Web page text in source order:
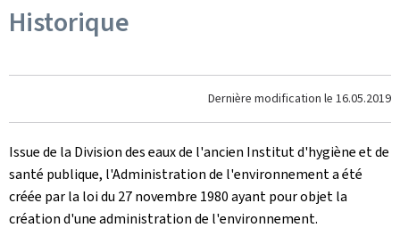
Historique
Dernière modification le 16.05.2019
Issue de la Division des eaux de l'ancien Institut d'hygiène et de
santé publique, l'Administration de l'environnement a été
créée par la loi du 27 novembre 1980 ayant pour objet la
création d'une administration de l'environnement.